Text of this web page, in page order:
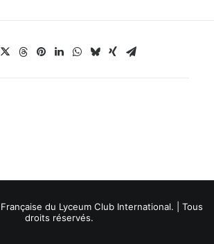
du Lyceum Club International. | Tous
droits réservés.